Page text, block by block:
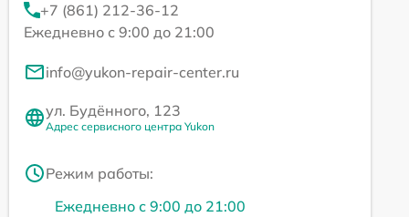
+7 (861) 212-36-12
Ежедневно с 9:00 до 21:00
info@yukon-repair-center.ru
ул. Будённого, 123
Адрес сервисного центра Yukon
Режим работы:
Ежедневно с 9:00 до 21:00